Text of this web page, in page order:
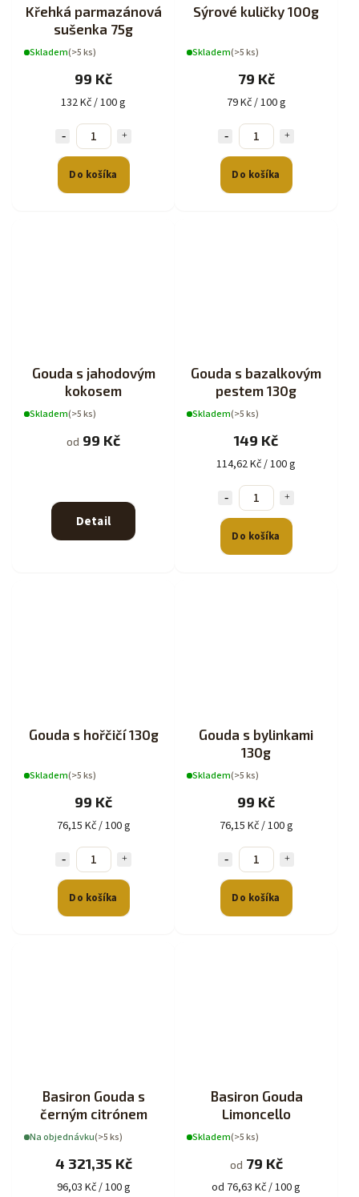
Křehká parmazánová
sušenka 75g
Skladem(>5 ks)
99 Kč
132 Kč / 100 g
Do košíka
Sýrové kuličky 100g
Skladem(>5 ks)
79 Kč
79 Kč / 100 g
Do košíka
Gouda s jahodovým
kokosem
Skladem(>5 ks)
od 99 Kč
Detail
Gouda s bazalkovým
pestem 130g
Skladem(>5 ks)
149 Kč
114,62 Kč / 100 g
Do košíka
Gouda s hořčičí 130g
Skladem(>5 ks)
99 Kč
76,15 Kč / 100 g
Do košíka
Gouda s bylinkami
130g
Skladem(>5 ks)
99 Kč
76,15 Kč / 100 g
Do košíka
Basiron Gouda s
černým citrónem
Na objednávku(>5 ks)
4 321,35 Kč
96,03 Kč / 100 g
Basiron Gouda
Limoncello
Skladem(>5 ks)
od 79 Kč
od 76,63 Kč / 100 g